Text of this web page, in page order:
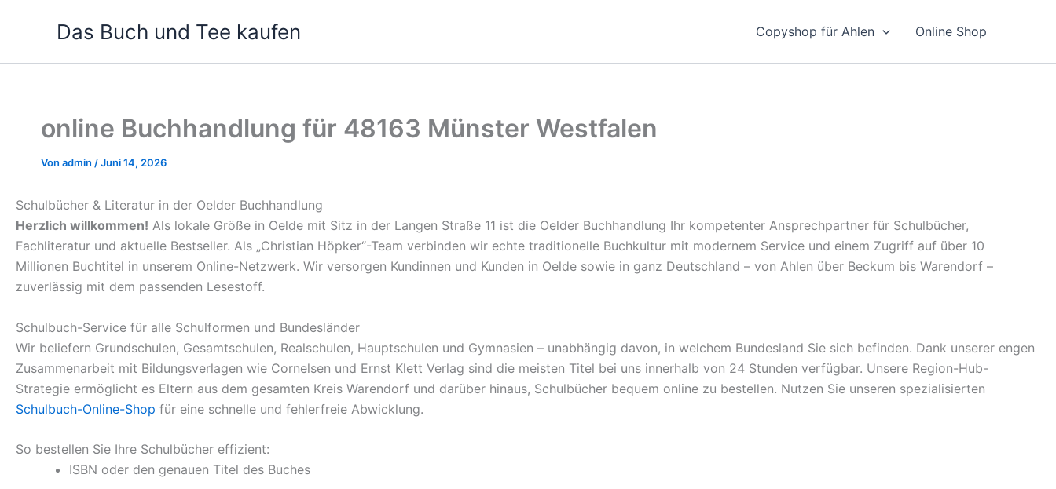
Das Buch und Tee kaufen Copyshop für Ahlen Online Shop
online Buchhandlung für 48163 Münster Westfalen
Von admin /Juni 14, 2026
Schulbücher & Literatur in der Oelder Buchhandlung
Herzlich willkommen! Als lokale Größe in Oelde mit Sitz in der Langen Straße 11 ist die Oelder Buchhandlung Ihr kompetenter Ansprechpartner für Schulbücher,
Fachliteratur und aktuelle Bestseller. Als „Christian Höpker“-Team verbinden wir echte traditionelle Buchkultur mit modernem Service und einem Zugriff auf über 10
Millionen Buchtitel in unserem Online-Netzwerk. Wir versorgen Kundinnen und Kunden in Oelde sowie in ganz Deutschland – von Ahlen über Beckum bis Warendorf –
zuverlässig mit dem passenden Lesestoff.
Schulbuch-Service für alle Schulformen und Bundesländer
Wir beliefern Grundschulen, Gesamtschulen, Realschulen, Hauptschulen und Gymnasien – unabhängig davon, in welchem Bundesland Sie sich befinden. Dank unserer engen
Zusammenarbeit mit Bildungsverlagen wie Cornelsen und Ernst Klett Verlag sind die meisten Titel bei uns innerhalb von 24 Stunden verfügbar. Unsere Region-Hub-
Strategie ermöglicht es Eltern aus dem gesamten Kreis Warendorf und darüber hinaus, Schulbücher bequem online zu bestellen. Nutzen Sie unseren spezialisierten
Schulbuch-Online-Shop für eine schnelle und fehlerfreie Abwicklung.
So bestellen Sie Ihre Schulbücher effizient:
ISBN oder den genauen Titel des Buches